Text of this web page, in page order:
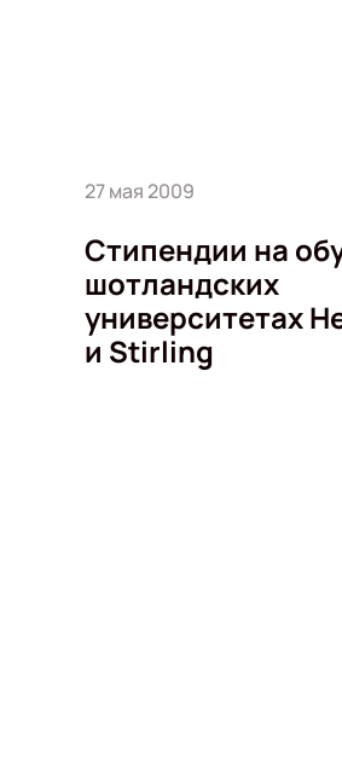
27 мая 2009
Стипендии на
шотландских
университетах
и Stirling